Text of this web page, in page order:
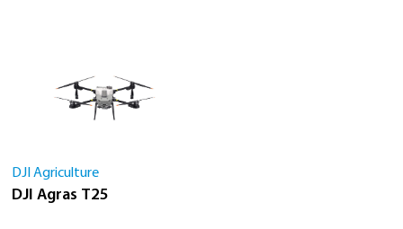
in naprednimi algoritmi
zagovalja neprimerljivo
varnostno delovanje in
izkušnjo.
DJI Agriculture
DJI Agras T25